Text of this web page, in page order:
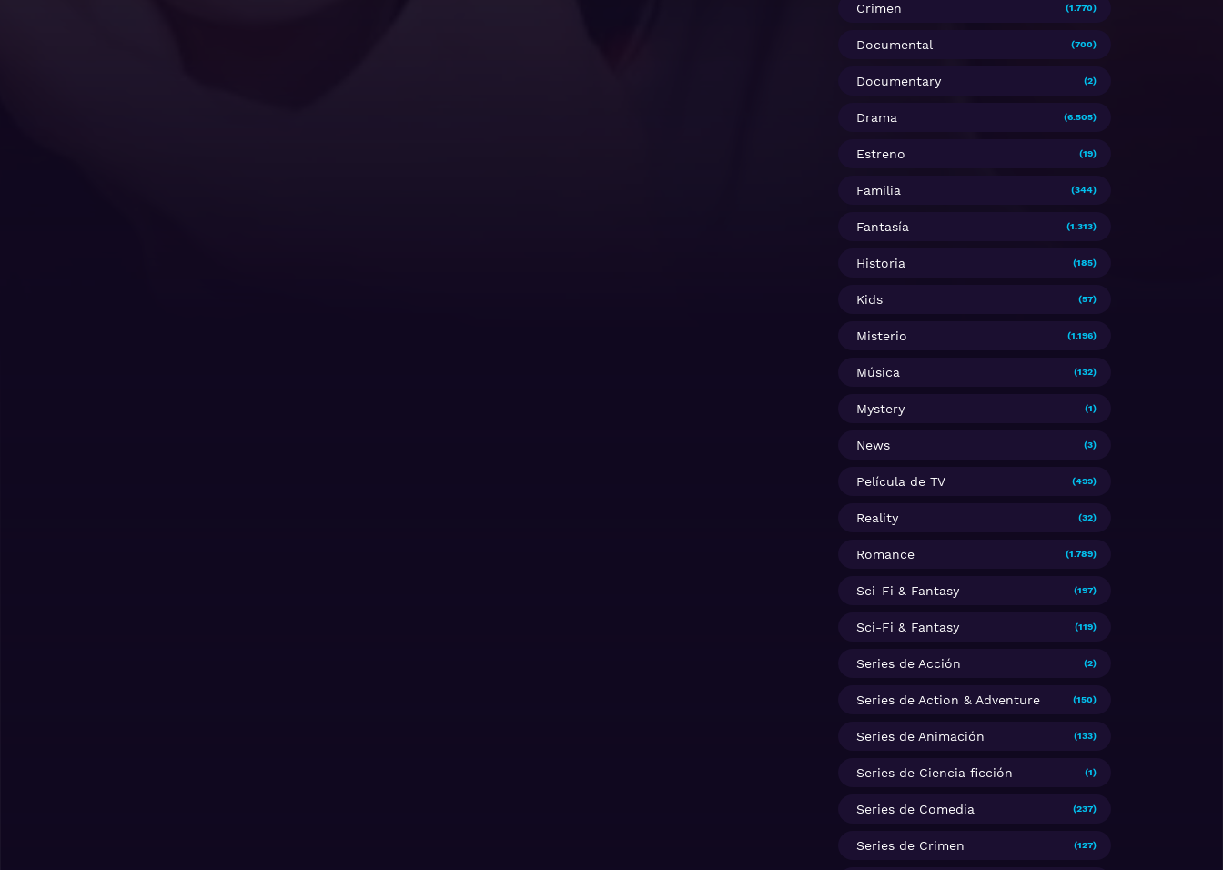
Crimen (1.770)
Documental (700)
Documentary (2)
Drama (6.505)
Estreno (19)
Familia (344)
Fantasía (1.313)
Historia (185)
Kids (57)
Misterio (1.196)
Música (132)
Mystery (1)
News (3)
Película de TV (499)
Reality (32)
Romance (1.789)
Sci-Fi & Fantasy (197)
Sci-Fi & Fantasy (119)
Series de Acción (2)
Series de Action & Adventure (150)
Series de Animación (133)
Series de Ciencia ficción (1)
Series de Comedia (237)
Series de Crimen (127)